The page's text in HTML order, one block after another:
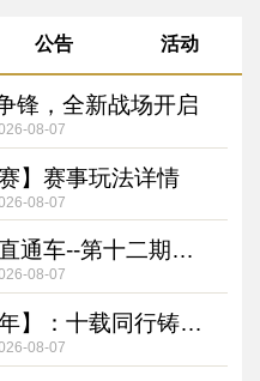
公告 活动
锋，全新战场开启
08-07
】赛事玩法详情
08-07
【十周年庆版本直通车--第十二期】十载山河卷，一念御龙魂！十年回忆录解锁专属征战岁月
08-07
【一图速通十周年】：十载同行铸荣光，重塑国战烽烟燃！《御龙在天手游》天工纪元焕新出征！
08-07